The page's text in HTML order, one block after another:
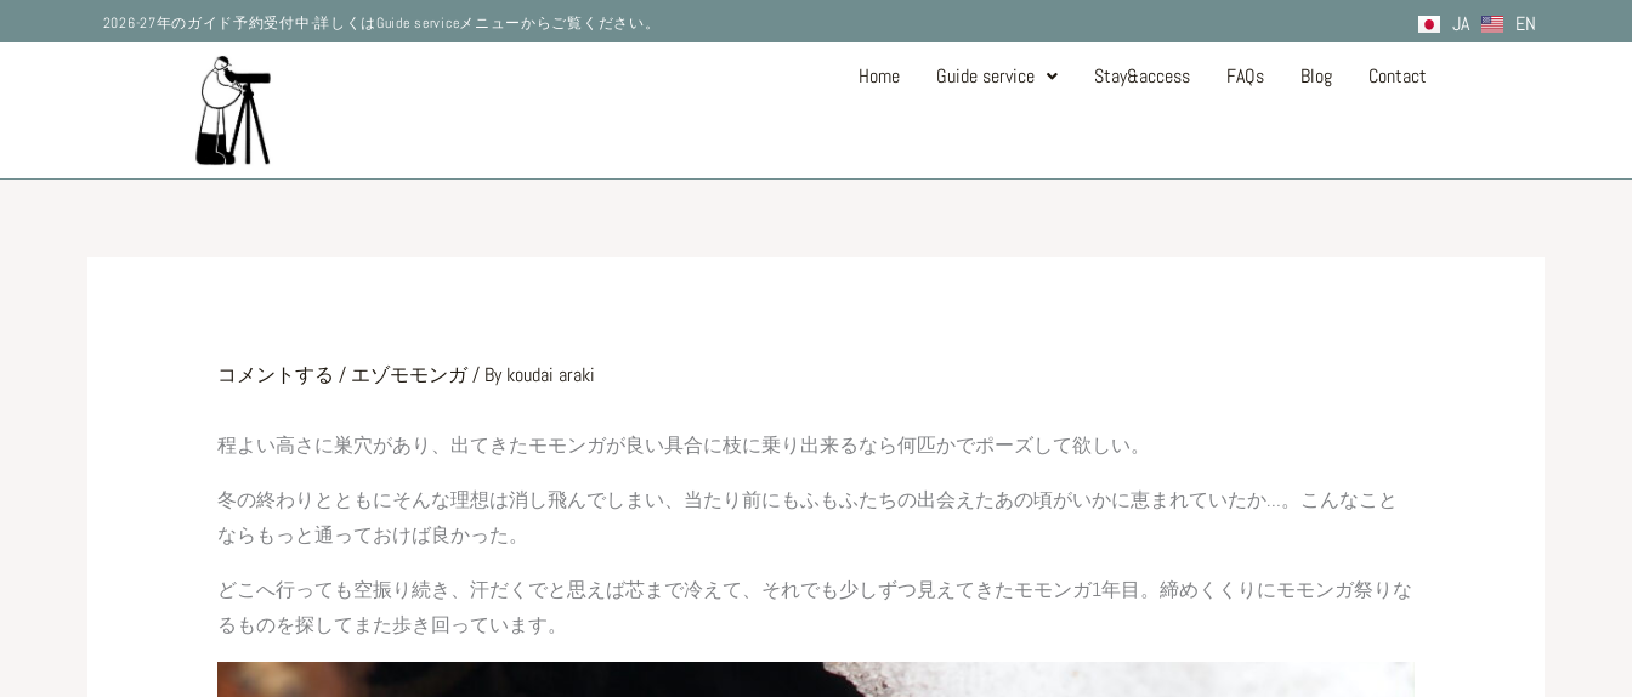
2026-27年のガイド予約受付中-詳しくはGuide serviceメニューからご覧ください。 JA EN
Home Guide service Stay&access FAQs Blog Contact
コメントする / エゾモモンガ/ Bykoudai araki
程よい高さに巣穴があり、出てきたモモンガが良い具合に枝に乗り出来るなら何匹かでポーズして欲しい。
冬の終わりとともにそんな理想は消し飛んでしまい、当たり前にもふもふたちの出会えたあの頃がいかに恵まれていたか…。こんなこと
ならもっと通っておけば良かった。
どこへ行っても空振り続き、汗だくでと思えば芯まで冷えて、それでも少しずつ見えてきたモモンガ1年目。締めくくりにモモンガ祭りな
るものを探してまた歩き回っています。